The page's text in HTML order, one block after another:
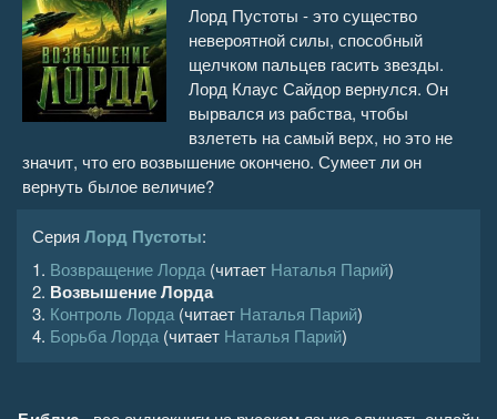
Возвышение Лорда 17
27:36
Возвышение Лорда 18
Возвышение Лорда 19
Возвышение Лорда 20
Лорд Пустоты - это существо
невероятной силы, способный
щелчком пальцев гасить звезды.
Лорд Клаус Сайдор вернулся. Он
вырвался из рабства, чтобы
взлететь на самый верх, но это не
значит, что его возвышение окончено. Сумеет ли он
вернуть былое величие?
Серия Лорд Пустоты:
1. Возвращение Лорда (читает Наталья Парий)
2. Возвышение Лорда
3. Контроль Лорда (читает Наталья Парий)
4. Борьба Лорда (читает Наталья Парий)